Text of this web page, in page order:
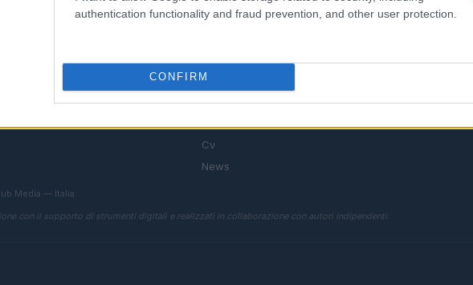
authentication functionality and fraud prevention, and other user protection.
CONFIRM
Offerte di lavoro,
un'occupazione,
colloquio.
TROVARE LAVORO
STIPENDI
Cv
News
Ultime notizie
Media — Italia
con il supporto di strumenti digitali e realizzati in collaborazione con autori indipendenti.